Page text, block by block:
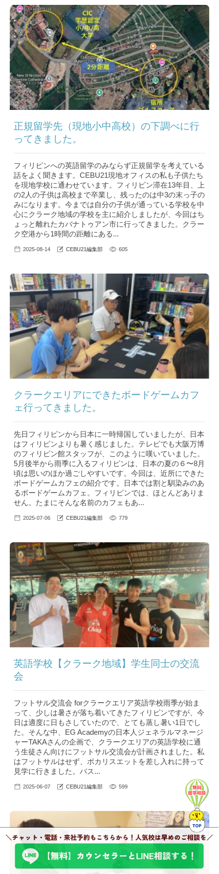
正規留学先（現地小中高校）の下調べに行
ってきました。
フィリピンへの英語留学のみならず正規留学を考えている
話をよく聞きます。CEBU21現地オフィスの私も子供たち
を現地学校に通わせています。フィリピン滞在13年目、上
の2人の子供は高校まで卒業し、残ったのは中3の末っ子の
みになります。今までは自分の子供が通っている学校を中
心にクラーク地域の学校を主に紹介しましたが、今回はち
ょっと離れたカバナトゥアン市に行ってきました。クラー
ク空港から1時間の距離にある...
2025-08-14 CEBU21編集部 605
クラークエリアにできたボードゲームカフ
ェ行ってきました。
先日フィリピンから日本に一時帰国していましたが、日本
はフィリピンよりも暑く感じました。テレビでも大阪万博
のフィリピン館スタッフが、このように嘆いていました。
5月後半から雨季に入るフィリピンは、日本の夏の６〜8月
頃は思いのほか過ごしやすいです。今回は、近所にできた
ボードゲームカフェの紹介です。日本では割と馴染みのあ
るボードゲームカフェ。フィリピンでは、ほとんどありま
せん。たまにそんな名前のカフェもあ...
2025-07-06 CEBU21編集部 779
英語学校【クラーク地域】学生同士の交流
会
フットサル交流会 forクラークエリア英語学校雨季が始ま
って、少しは暑さが落ち着いてきたフィリピンですが、今
日は適度に日もさしていたので、とても蒸し暑い1日でし
た。そんな中、EG Academyの日本人ジェネラルマネージ
ャーTAKAさんの企画で、クラークエリアの英語学校に通
う生徒さん向けにフットサル交流会が計画されました。私
はフットサルはせず、ポカリスエットを差し入れに持って
見学に行きました。バス...
2025-06-07 CEBU21編集部 599